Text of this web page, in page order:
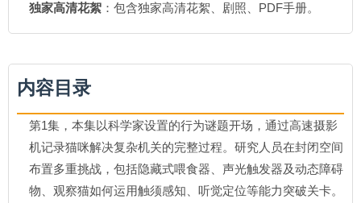
独家高清花絮 ：包含独家高清花絮、剧照、PDF手册。
内容目录
第1集，本集以科学家设置的行为谜题开场，通过高速摄影
机记录猫咪解决复杂机关的完整过程。研究人员在封闭空间
布置多重挑战，包括隐藏式喂食器、声光触发器及动态障碍
物、观察猫如何运用触须感知、听觉定位等能力突破关卡。